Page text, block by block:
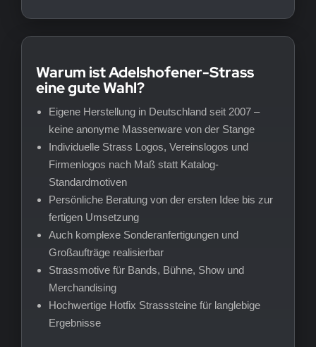
Warum ist Adelshofener-Strass
eine gute Wahl?
Eigene Herstellung in Deutschland seit 2007 –
keine anonyme Massenware von der Stange
Individuelle Strass Logos, Vereinslogos und
Firmenlogos nach Maß statt Katalog-
Standardmotiven
Persönliche Beratung von der ersten Idee bis zur
fertigen Umsetzung
Auch komplexe Sonderanfertigungen und
Großaufträge realisierbar
Strassmotive für Bands, Bühne, Show und
Merchandising
Hochwertige Hotfix Strasssteine für langlebige
Ergebnisse